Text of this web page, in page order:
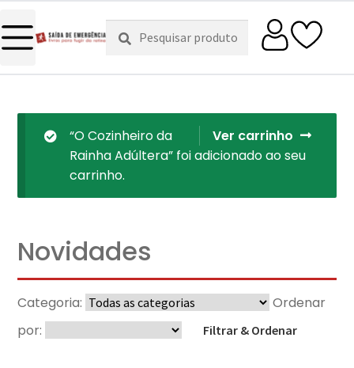
Pesquisar
por:
Pesquisa
Ver carrinho
“O Cozinheiro da
Rainha Adúltera” foi adicionado ao seu
carrinho.
Novidades
Categoria:
Ordenar
por:
Filtrar & Ordenar